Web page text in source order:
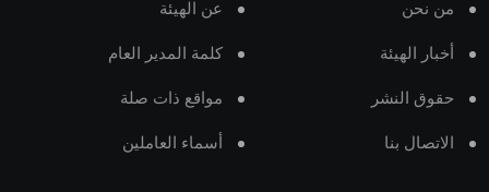
من نحن عن الهيئة
أخبار الهيئة كلمة المدير العام
حقوق النشر مواقع ذات صلة
الاتصال بنا أسماء العاملين